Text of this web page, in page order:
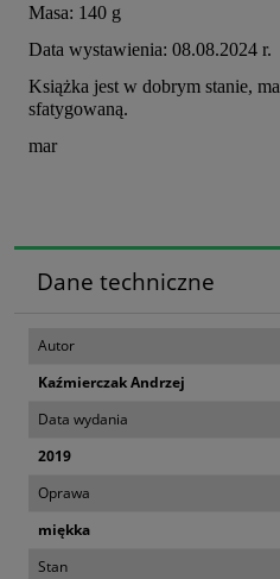
Masa: 140 g
Data wystawienia: 08.08.2024 r.
Książka jest w dobrym stanie,
sfatygowaną.
mar
Dane techniczne
Autor
Kaźmierczak Andrzej
Data wydania
2019
Oprawa
miękka
Stan